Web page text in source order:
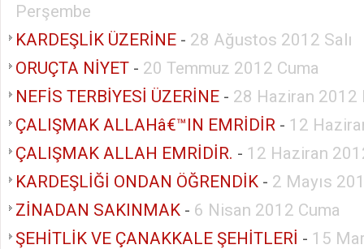
Perşembe
KARDEŞLİK ÜZERİNE - 28 Ağustos 2012 Salı
ORUÇTA NİYET - 20 Temmuz 2012 Cuma
NEFİS TERBİYESİ ÜZERİNE - 28 Haziran 2012
ÇALIŞMAK ALLAHâ€™IN EMRİDİR - 12
ÇALIŞMAK ALLAH EMRİDİR. - 12 Haziran
KARDEŞLİĞİ ONDAN ÖĞRENDİK - 2 Mayıs
ZİNADAN SAKINMAK - 6 Nisan 2012 Cuma
ŞEHİTLİK VE ÇANAKKALE ŞEHİTLERİ - 15